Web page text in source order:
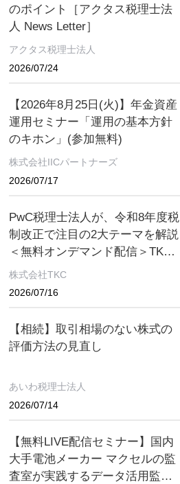
のポイント［アクタス税理士法
人 News Letter］
アクタス税理士法人
2026/07/24
【2026年8月25日(火)】年金資産
運用セミナー「運用の基本方針
のキホン」(参加無料)
株式会社IICパートナーズ
2026/07/17
PwC税理士法人が、令和8年度税
制改正で注目の2大テーマを解説
＜無料オンデマンド配信＞TKC
税制改正セミナー 2026年8月31
株式会社TKC
2026/07/16
【相続】取引相場のない株式の
評価方法の見直し
あいわ税理士法人
2026/07/14
【無料LIVE配信セミナー】国内
大手電池メーカー マクセルの監
査室が実践するデータ活用監査